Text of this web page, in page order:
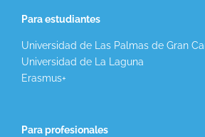
Para estudiantes
Universidad de Las Palmas de Gran
Universidad de La Laguna
Erasmus+
Para profesionales